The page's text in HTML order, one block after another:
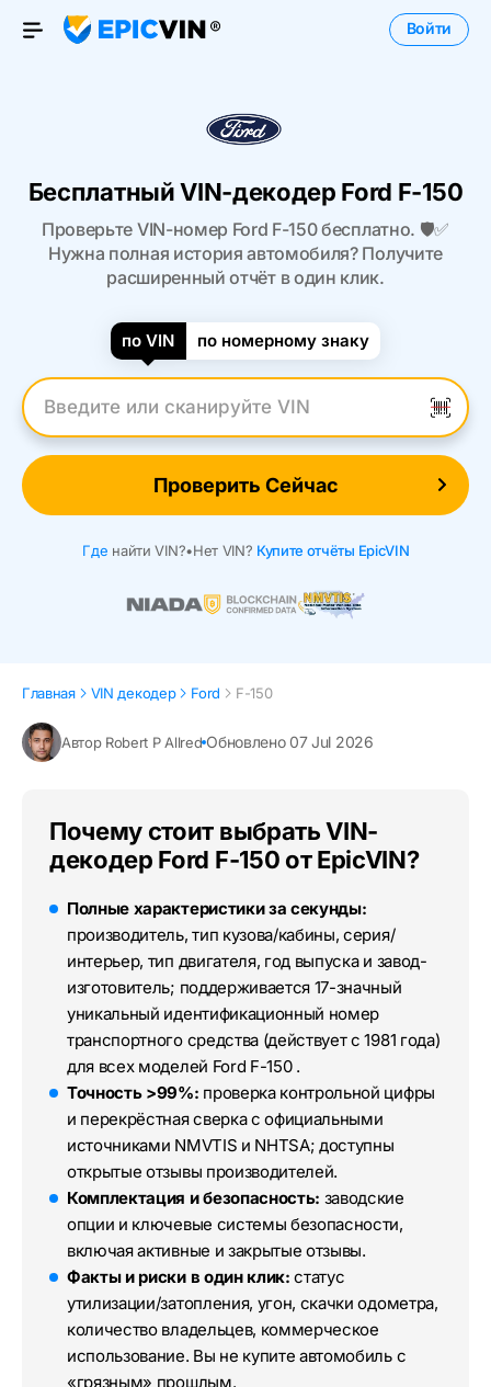
Open Menu
Войти
Бесплатный VIN-декодер Ford F-150
Проверьте VIN-номер Ford F-150 бесплатно. 🛡️✅
Нужна полная история автомобиля? Получите
расширенный отчёт в один клик.
по VIN по номерному знаку
Введите VIN
Проверить Сейчас
Где найти VIN?•Нет VIN? Купите отчёты EpicVIN
Главная VIN декодер Ford F-150
Автор Robert P Allred Обновлено 07 Jul 2026
Почему стоит выбрать VIN-
декодер Ford F-150 от EpicVIN?
Полные характеристики за секунды:
производитель, тип кузова/кабины, серия/
интерьер, тип двигателя, год выпуска и завод-
изготовитель; поддерживается 17-значный
уникальный идентификационный номер
транспортного средства (действует с 1981 года)
для всех моделей Ford F-150 .
Точность >99%: проверка контрольной цифры
и перекрёстная сверка с официальными
источниками NMVTIS и NHTSA; доступны
открытые отзывы производителей.
Комплектация и безопасность: заводские
опции и ключевые системы безопасности,
включая активные и закрытые отзывы.
Факты и риски в один клик: статус
утилизации/затопления, угон, скачки одометра,
количество владельцев, коммерческое
использование. Вы не купите автомобиль с
«грязным» прошлым.